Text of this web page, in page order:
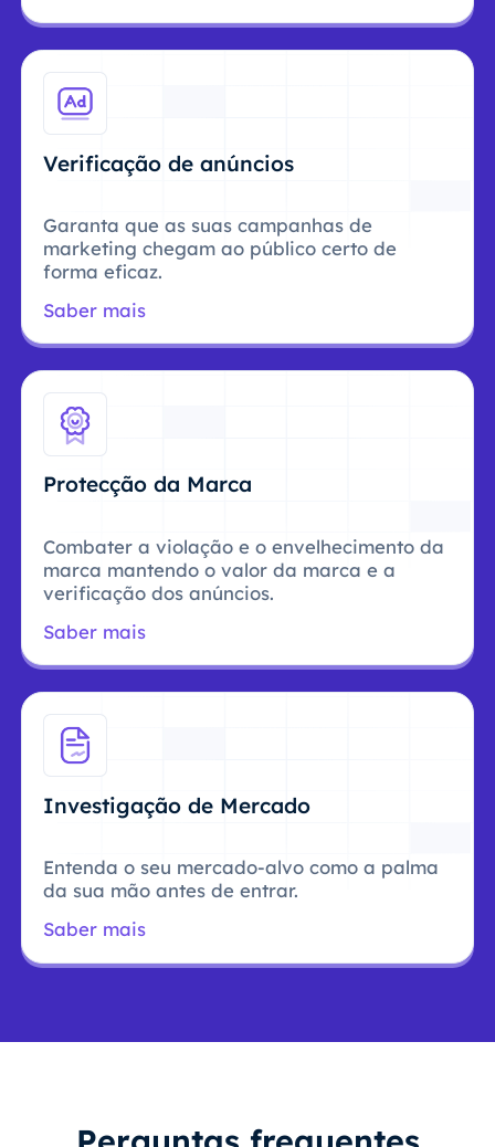
Verificação de anúncios
Garanta que as suas campanhas de
marketing chegam ao público certo de
forma eficaz.
Saber mais
Protecção da Marca
Combater a violação e o envelhecimento da
marca mantendo o valor da marca e a
verificação dos anúncios.
Saber mais
Investigação de Mercado
Entenda o seu mercado-alvo como a palma
da sua mão antes de entrar.
Saber mais